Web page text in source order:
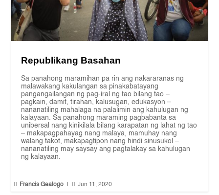
Republikang Basahan
Sa panahong maramihan pa rin ang nakararanas ng
malawakang kakulangan sa pinakabatayang
pangangailangan ng pag-iral ng tao bilang tao –
pagkain, damit, tirahan, kalusugan, edukasyon –
nananatiling mahalaga na palalimin ang kahulugan ng
kalayaan. Sa panahong maraming pagbabanta sa
unibersal nang kinikilala bilang karapatan ng lahat ng tao
– makapagpahayag nang malaya, mamuhay nang
walang takot, makapagtipon nang hindi sinusukol –
nananatiling may saysay ang pagtalakay sa kahulugan
ng kalayaan.
 Francis Gealogo  Jun 11, 2020